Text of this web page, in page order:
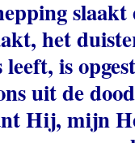
het
leeft, is
uit de
Hij, mijn